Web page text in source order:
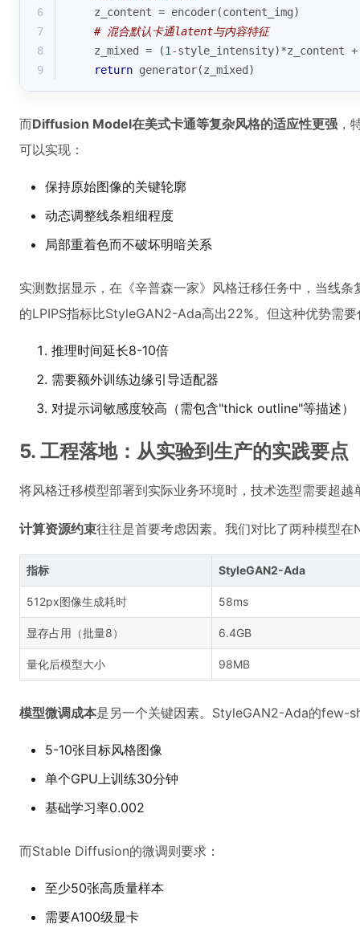
6
    z_content = encoder(content_img)
7
# 混合默认卡通latent与内容特征
8
    z_mixed = (
1 -style_intensity)*z_content +
9
return generator(z_mixed)
而Diffusion Model在美式卡通等复杂风格的适应性更强 ，
可以实现：
保持原始图像的关键轮廓
动态调整线条粗细程度
局部重着色而不破坏明暗关系
实测数据显示，在《辛普森一家》风格迁移任务中，当线
的LPIPS指标比StyleGAN2-Ada高出22%。但这种优势需
推理时间延长8-10倍
需要额外训练边缘引导适配器
对提示词敏感度较高（需包含"thick outline"等描述）
5. 工程落地：从实验到生产的实践要点
将风格迁移模型部署到实际业务环境时，技术选型需要超
计算资源约束往往是首要考虑因素。我们对比了两种模型
指标 StyleGAN2-Ada
512px图像生成耗时 58ms
显存占用（批量8） 6.4GB
量化后模型大小 98MB
模型微调成本是另一个关键因素。StyleGAN2-Ada的few-
5-10张目标风格图像
单个GPU上训练30分钟
基础学习率0.002
而Stable Diffusion的微调则要求：
至少50张高质量样本
需要A100级显卡